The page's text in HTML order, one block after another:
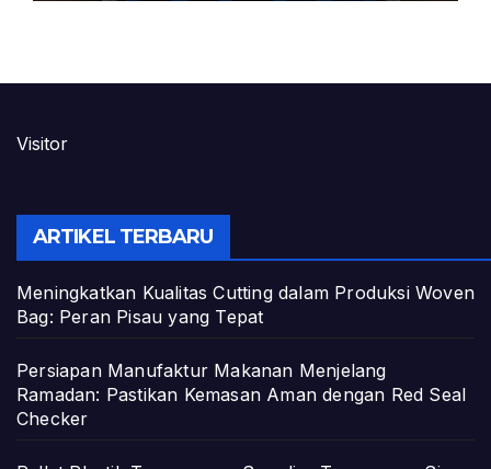
Visitor
ARTIKEL TERBARU
Meningkatkan Kualitas Cutting dalam Produksi Woven
Bag: Peran Pisau yang Tepat
Persiapan Manufaktur Makanan Menjelang
Ramadan: Pastikan Kemasan Aman dengan Red Seal
Checker